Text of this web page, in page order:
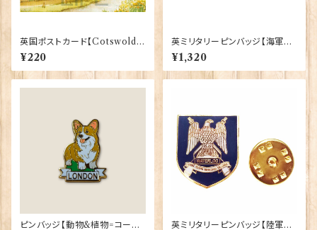
英国ポストカード【Cotswold
s】Jadges 90339-19
¥220
英ミリタリーピンバッジ【海軍=
Navy Crown】Tradition 90
043-M004
¥1,320
ピンバッジ【動物&植物=コーギ
英ミリタリーピンバッジ【陸軍=R